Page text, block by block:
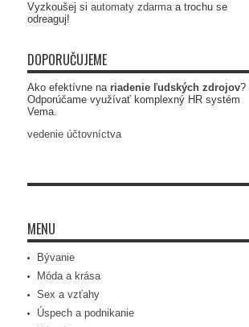
Vyzkoušej si automaty zdarmaa trochu se
odreaguj!
DOPORUČUJEME
Ako efektívne na riadenie ľudských zdrojov?
Odporúčame využívať komplexný HR systém
Vema.
vedenie účtovníctva
MENU
Bývanie
Móda a krása
Sex a vzťahy
Úspech a podnikanie